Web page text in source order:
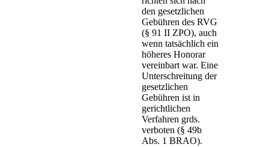
den gesetzlichen
Gebühren des RVG
(§ 91 II ZPO), auch
wenn tatsächlich ein
höheres Honorar
vereinbart war. Eine
Unterschreitung der
gesetzlichen
Gebühren ist in
gerichtlichen
Verfahren grds.
verboten (§ 49b
Abs. 1 BRAO).